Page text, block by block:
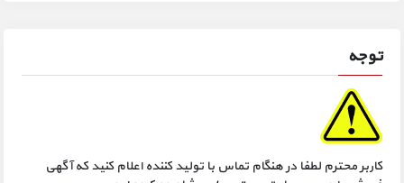
توجه
کاربر محترم لطفا در هنگام تماس با تولید کننده اعلام کنید که آگهی